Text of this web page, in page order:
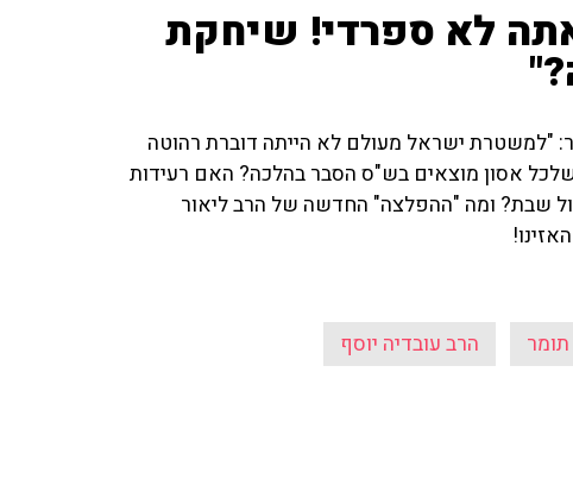
לא ספרדי! שיחקת
"למשטרת ישראל מעולם לא הייתה דוברת רהוטה
אסון מוצאים בש"ס הסבר בהלכה? האם רעידות
שבת? ומה "ההפלצה" החדשה של הרב ליאור
הרב עובדיה יוסף